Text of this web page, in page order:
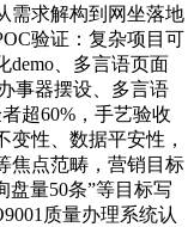
需求解构到网坐落地
验证：复杂项目可
demo、多言语页面
事器摆设、多言语
超60%，手艺验收
性、数据平安性，
焦点范畴，营销目标
盘量50条”等目标写
质量办理系统认